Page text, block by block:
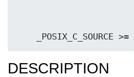
_POSIX_C_SOURCE
DESCRIPTION